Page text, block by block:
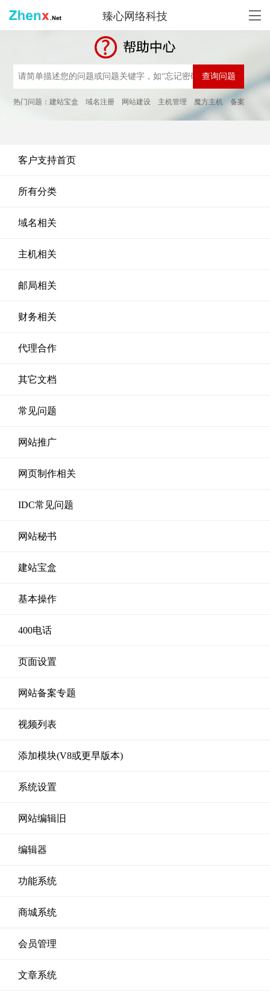
臻心网络科技
热门问题：建站宝盒 域名注册 网站建设 主机管理 魔方主机 备案
客户支持首页
所有分类
域名相关
主机相关
邮局相关
财务相关
代理合作
其它文档
常见问题
网站推广
网页制作相关
IDC常见问题
网站秘书
建站宝盒
基本操作
400电话
页面设置
网站备案专题
视频列表
添加模块(V8或更早版本)
系统设置
网站编辑旧
编辑器
功能系统
商城系统
会员管理
文章系统